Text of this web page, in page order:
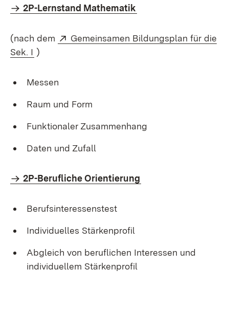
2P-Lernstand Mathematik
(nach dem Extern:
Gemeinsamen Bildungsplan für die
Sek. I (Öffnet in neuem Fenster)
)
Messen
Raum und Form
Funktionaler Zusammenhang
Daten und Zufall
2P-Berufliche Orientierung
Berufsinteressenstest
Individuelles Stärkenprofil
Abgleich von beruflichen Interessen und
individuellem Stärkenprofil